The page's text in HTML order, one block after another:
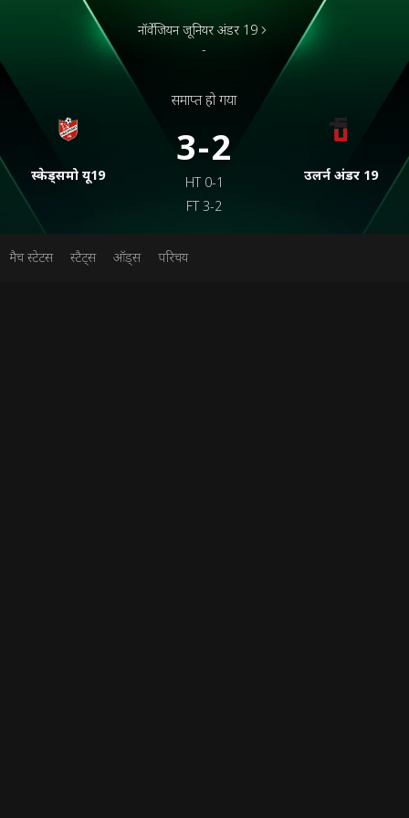
स्केड्समो यू19
नॉर्वेजियन जूनियर अंडर 19
-
समाप्त हो गया
3-2
HT 0-1
FT3-2
उलर्न अंडर 19
मैच स्टेटस स्टैट्स ऑड्स परिचय